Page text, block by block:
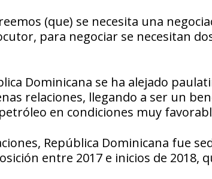
(que) se necesita una
para negociar se necesitan
Dominicana se ha alejado
relaciones, llegando a ser un
en condiciones muy
República Dominicana fue
entre 2017 e inicios de 2018,